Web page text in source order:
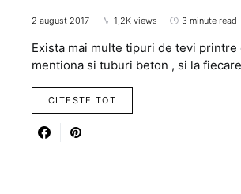
2 august 2017 1,2K views 3 minute read
Exista mai multe tipuri de tevi printre
mentiona si tuburi beton , si la
CITESTE TOT